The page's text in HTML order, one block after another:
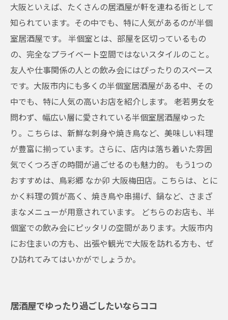
大阪といえば、たくさんの居酒屋が軒を連ねる街として
知られています。その中でも、特に人気があるのが半個
室居酒屋です。 半個室とは、部屋を区切っているもの
の、完全なプライベート空間ではないスタイルのこと。
友人や仕事関係の人との飲み会にはぴったりのスペース
です。大阪市内にも多くの半個室居酒屋がある中、その
中でも、特に人気の高いお店を紹介します。 老若男女を
問わず、幅広い層に愛されている半個室居酒屋ゆった
り。こちらは、新鮮な刺身や焼き鳥など、美味しい料理
が豊富に揃っています。さらに、店内は落ち着いた雰囲
気でくつろぎの時間が過ごせるのも魅力的。 もう1つの
おすすめは、鳥彩郷 なか卯 大阪梅田店。こちらは、とに
かく料理の質が高く、焼き鳥や串揚げ、鍋など、さまざ
まなメニューが用意されています。 どちらのお店も、半
個室での飲み会にピッタリの空間があります。大阪市内
にお住まいの方も、出張や観光で大阪を訪れる方も、ぜ
ひ訪れてみてはいかがでしょうか。
居酒屋でゆったり過ごしたいならココ